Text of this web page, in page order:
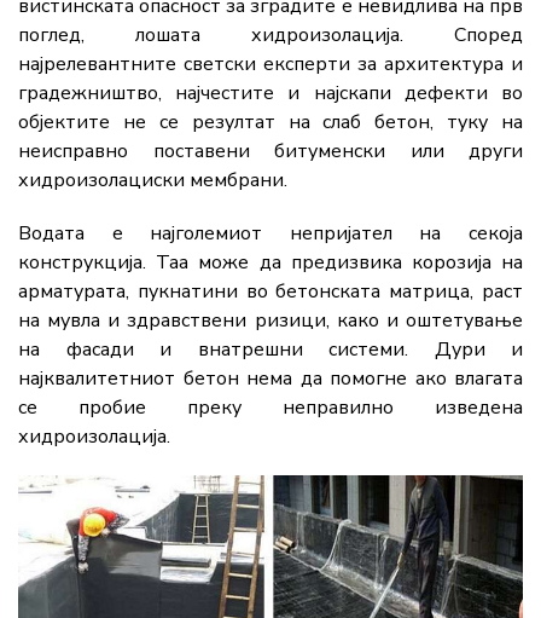
вистинската опасност за зградите е невидлива на прв
поглед, лошата хидроизолација. Според
најрелевантните светски експерти за архитектура и
градежништво, најчестите и најскапи дефекти во
објектите не се резултат на слаб бетон, туку на
неисправно поставени битуменски или други
хидроизолациски мембрани.
Водата е најголемиот непријател на секоја
конструкција. Таа може да предизвика корозија на
арматурата, пукнатини во бетонската матрица, раст
на мувла и здравствени ризици, како и оштетување
на фасади и внатрешни системи. Дури и
најквалитетниот бетон нема да помогне ако влагата
се пробие преку неправилно изведена
хидроизолација.